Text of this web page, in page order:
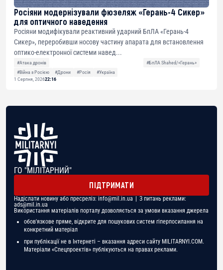
Росіяни модернізували фюзеляж «Герань-4 Сикер»
для оптичного наведення
Росіяни модифікували реактивний ударний БпЛА «Герань-4
Сикер», переробивши носову частину апарата для встановлення
оптико-електронної системи навед...
#Атака дронів
#БпЛА Shahed/«Герань»
#Війна з Росією
#Дрони #Росія
#Україна
1 Серпня, 202622:16
ГО "МІЛІТАРНИЙ"
ПІДТРИМАТИ
Надіслати новину або пресреліз: info@mil.in.ua | З питань реклами:
ads@mil.in.ua
Використання матеріалів порталу дозволяється за умови вказання джерела
обов'язкове пряме, відкрите для пошукових систем гіперпосилання на
конкретний матеріал
при публікації не в Інтернеті – вказання адреси сайту MILITARNYI.COM.
Матеріали «Спецпроектів» публікуються на правах реклами.